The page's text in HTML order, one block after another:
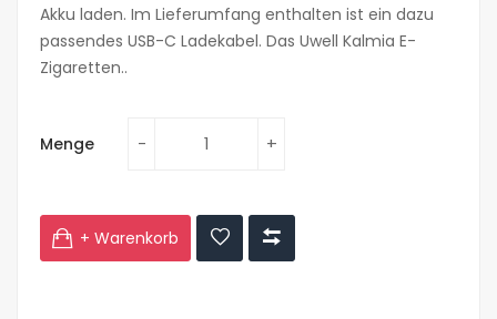
Akku laden. Im Lieferumfang enthalten ist ein dazu
passendes USB-C Ladekabel. Das Uwell Kalmia E-
Zigaretten..
Menge
+ Warenkorb